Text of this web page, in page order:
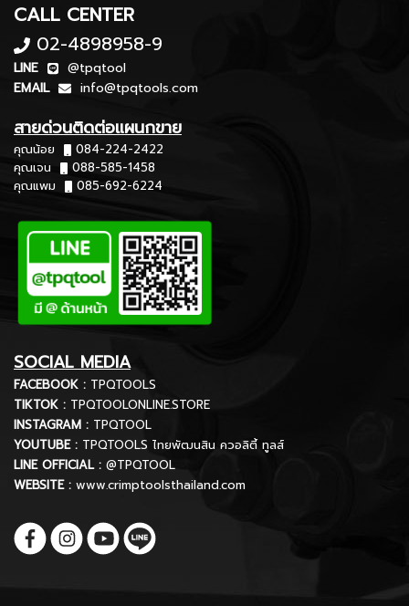
CALL CENTER
02-4898958-9
LINE
@tpqtool
EMAIL
info@tpqtools.com
สายด่วนติดต่อแผนกขาย
คุณน้อย
084-224-2422
คุณเจน
088-585-1458
คุณแพม
085-692-6224
SOCIAL MEDIA
FACEBOOK : TPQTOOLS
TIKTOK : TPQTOOLONLINE.STORE
INSTAGRAM : TPQTOOL
YOUTUBE : TPQTOOLS ไทยพัฒนสิน ควอลิตี้ ทูลส์
LINE OFFICIAL : @TPQTOOL
WEBSITE : www.crimptoolsthailand.com